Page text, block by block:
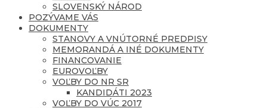
SLOVENSKÝ NÁROD
POZÝVAME VÁS
DOKUMENTY
STANOVY A VNÚTORNÉ PREDPISY
MEMORANDÁ A INÉ DOKUMENTY
FINANCOVANIE
EUROVOĽBY
VOĽBY DO NR SR
KANDIDÁTI 2023
VOĽBY DO VÚC 2017